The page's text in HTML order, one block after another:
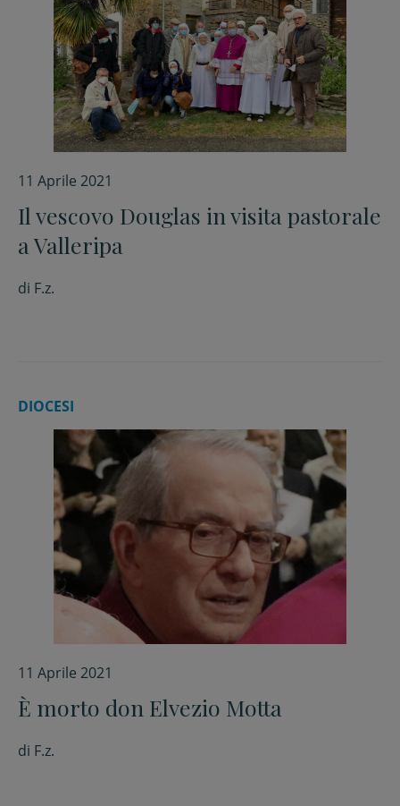
11 Aprile 2021
Il vescovo Douglas in visita pastorale
a Valleripa
di F.z.
DIOCESI
11 Aprile 2021
È morto don Elvezio Motta
di F.z.